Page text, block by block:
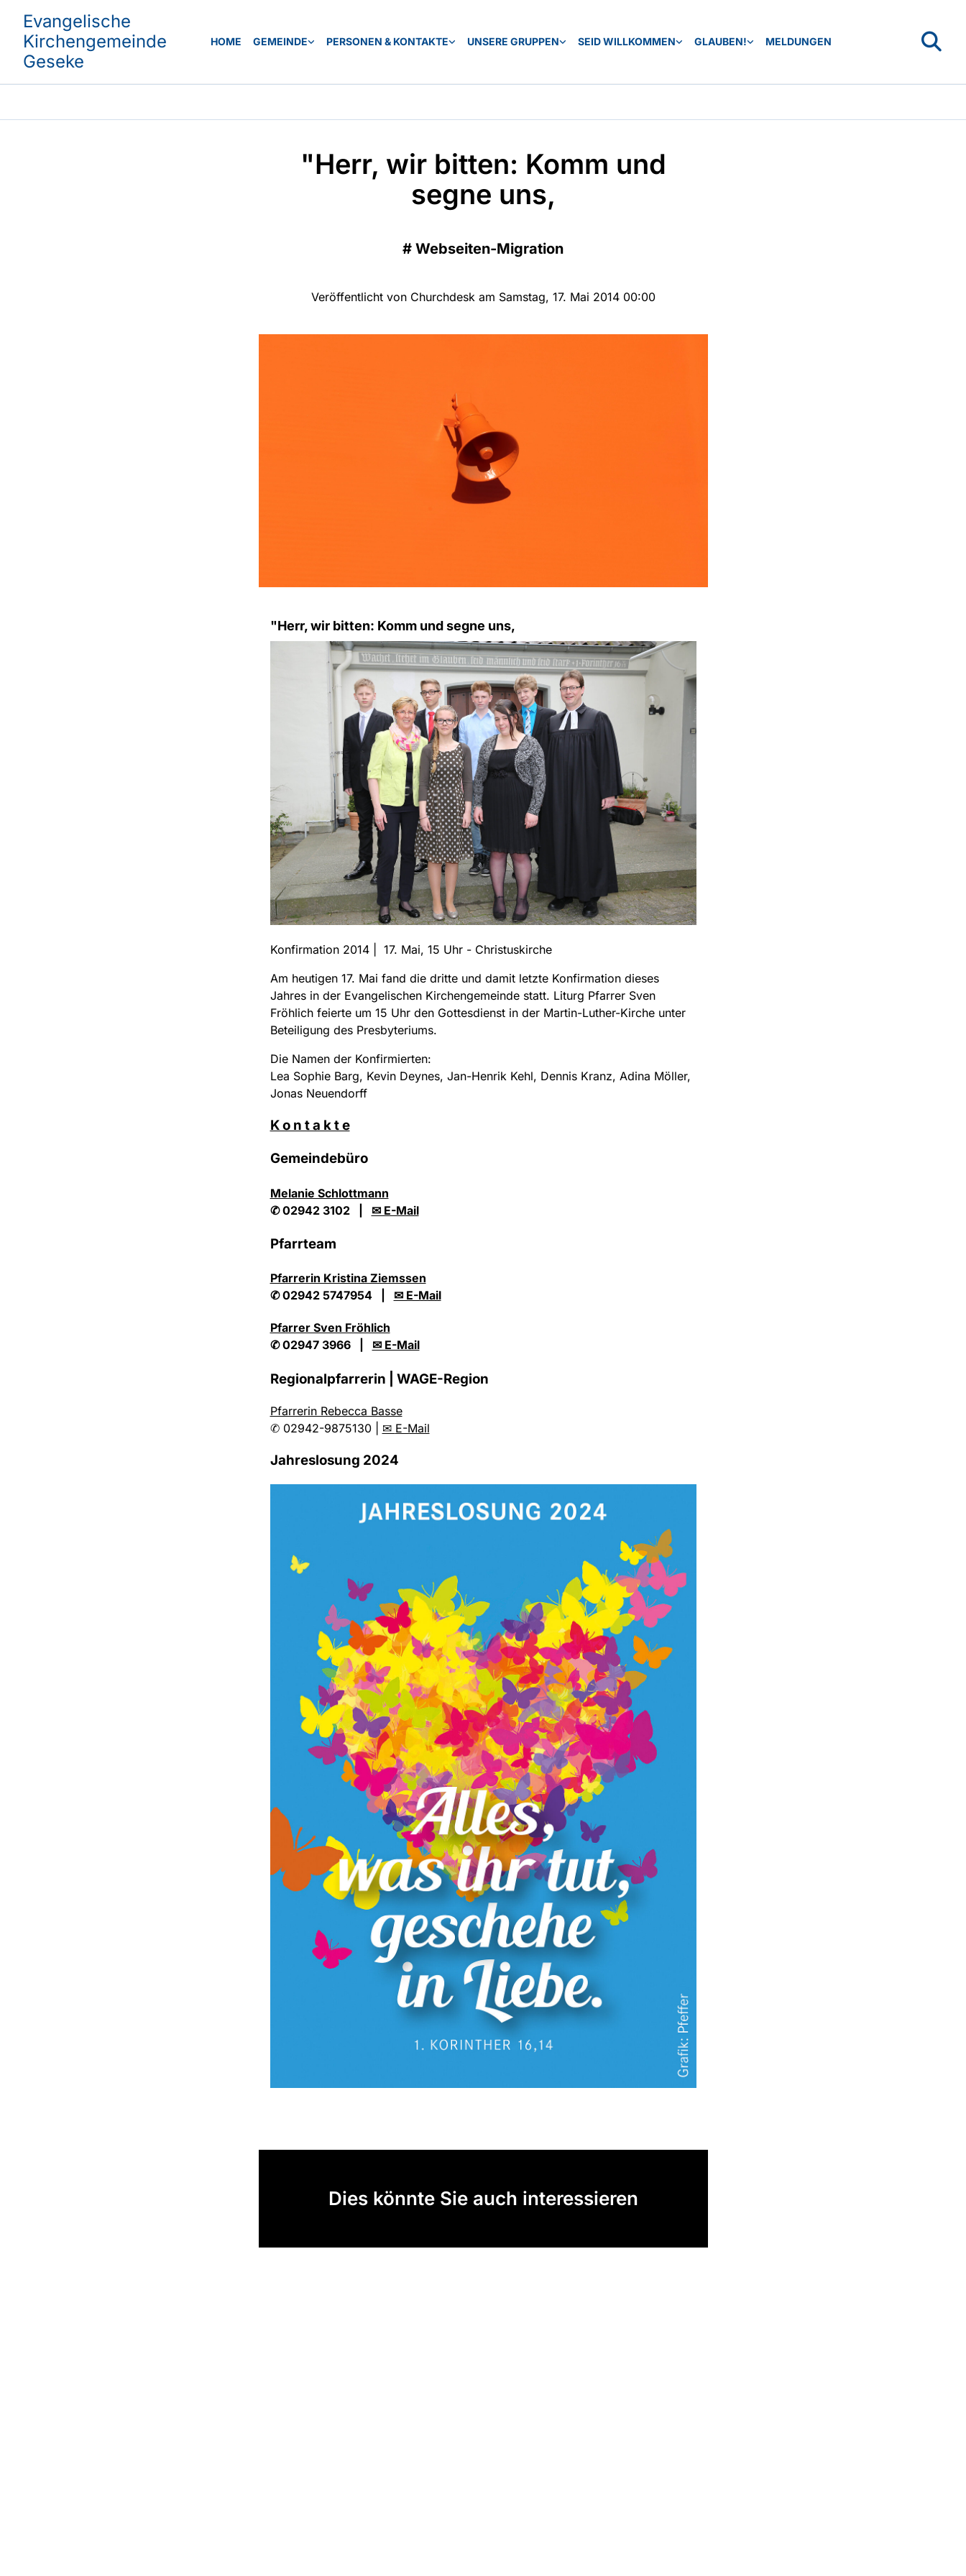
Evangelische
Kirchengemeinde
Geseke
HOME GEMEINDE PERSONEN & KONTAKTE UNSERE GRUPPEN SEID WILLKOMMEN GLAUBEN! MELDUNGEN
"Herr, wir bitten: Komm und
segne uns,
# Webseiten-Migration
Veröffentlicht von Churchdesk am Samstag, 17. Mai 2014 00:00
"Herr, wir bitten: Komm und segne uns,
Konfirmation 2014 | 17. Mai, 15 Uhr - Christuskirche
Am heutigen 17. Mai fand die dritte und damit letzte Konfirmation dieses
Jahres in der Evangelischen Kirchengemeinde statt. Liturg Pfarrer Sven
Fröhlich feierte um 15 Uhr den Gottesdienst in der Martin-Luther-Kirche unter
Beteiligung des Presbyteriums.
Die Namen der Konfirmierten:
Lea Sophie Barg, Kevin Deynes, Jan-Henrik Kehl, Dennis Kranz, Adina Möller,
Jonas Neuendorff
K o n t a k t e
Gemeindebüro
Melanie Schlottmann
✆ 02942 3102 | ✉ E-Mail
Pfarrteam
Pfarrerin Kristina Ziemssen
✆ 02942 5747954 | ✉ E-Mail
Pfarrer Sven Fröhlich
✆ 02947 3966 | ✉ E-Mail
Regionalpfarrerin | WAGE-Region
Pfarrerin Rebecca Basse
✆ 02942-9875130 | ✉ E-Mail
Jahreslosung 2024
Dies könnte Sie auch interessieren